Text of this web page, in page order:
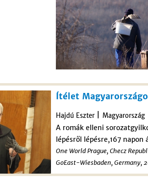
Ítélet
Hajdú Eszter Magyarország
A romák elleni
lépésről lépésre,167 napon
One World Prague, Checz
GoEast-Wiesbaden, Germany,